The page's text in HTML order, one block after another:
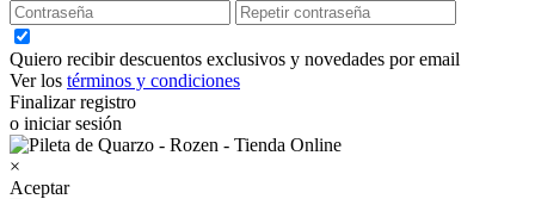
Quiero recibir descuentos exclusivos y novedades por email
Ver los términos y condiciones
Finalizar registro
o iniciar sesión
×
Aceptar